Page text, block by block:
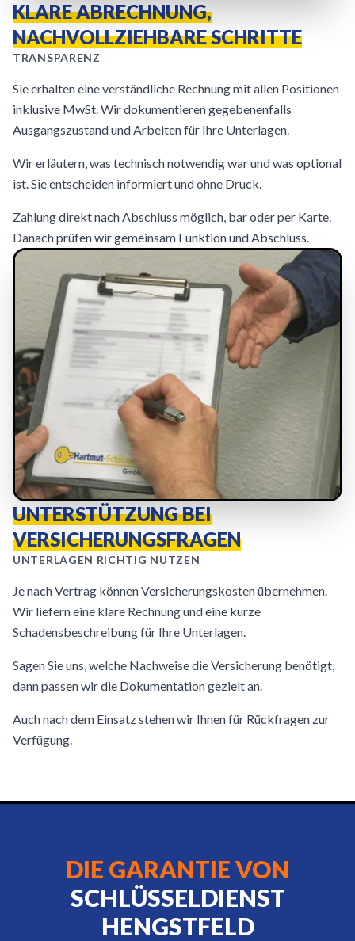
KLARE ABRECHNUNG,
NACHVOLLZIEHBARE SCHRITTE
TRANSPARENZ
Sie erhalten eine verständliche Rechnung mit allen Positionen
inklusive MwSt. Wir dokumentieren gegebenenfalls
Ausgangszustand und Arbeiten für Ihre Unterlagen.
Wir erläutern, was technisch notwendig war und was optional
ist. Sie entscheiden informiert und ohne Druck.
Zahlung direkt nach Abschluss möglich, bar oder per Karte.
Danach prüfen wir gemeinsam Funktion und Abschluss.
UNTERSTÜTZUNG BEI
VERSICHERUNGSFRAGEN
UNTERLAGEN RICHTIG NUTZEN
Je nach Vertrag können Versicherungskosten übernehmen.
Wir liefern eine klare Rechnung und eine kurze
Schadensbeschreibung für Ihre Unterlagen.
Sagen Sie uns, welche Nachweise die Versicherung benötigt,
dann passen wir die Dokumentation gezielt an.
Auch nach dem Einsatz stehen wir Ihnen für Rückfragen zur
Verfügung.
DIE GARANTIE VON
SCHLÜSSELDIENST
HENGSTFELD